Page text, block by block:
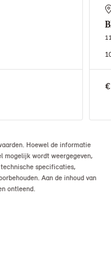
Hoewel de informatie
mogelijk wordt weergegeven,
specificaties,
Aan de inhoud van
ontleend.